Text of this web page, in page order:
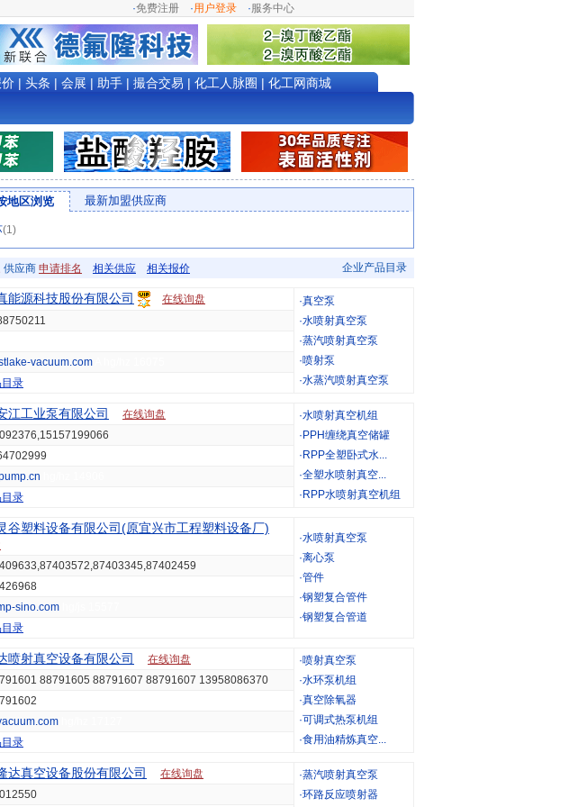
·免费注册 ·用户登录 ·服务中心
| 头条 | 会展 | 助手| 撮合交易 | 化工人脉圈 | 化工网商城
地区浏览 最新加盟供应商
(1)
供应商 申请排名 相关供应 相关报价 企业产品目录
能源科技股份有限公司 在线询盘 ·真空泵
·水喷射真空泵
·蒸汽喷射真空泵
·喷射泵
·水蒸汽喷射真空泵
vacuum.com
目录
江工业泵有限公司 在线询盘 ·水喷射真空机组
· PPH缠绕真空储罐
· RPP全塑卧式水...
·全塑水喷射真空...
· RPP水喷射真空机组
目录
谷塑料设备有限公司(原宜兴市工程塑料设备厂)
·水喷射真空泵
·离心泵
·管件
·钢塑复合管件
·钢塑复合管道
sino.com
目录
喷射真空设备有限公司 在线询盘 ·喷射真空泵
·水环泵机组
·真空除氧器
·可调式热泵机组
·食用油精炼真空...
88791605 88791607 88791607 13958086370
目录
达真空设备股份有限公司 在线询盘 ·蒸汽喷射真空泵
·环路反应喷射器